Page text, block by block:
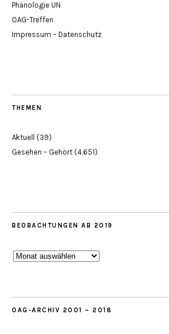
Phänologie UN
OAG-Treffen
Impressum – Datenschutz
THEMEN
Aktuell (39)
Gesehen – Gehört (4.651)
BEOBACHTUNGEN AB 2019
Beobachtungen
OAG-ARCHIV 2001 – 2018